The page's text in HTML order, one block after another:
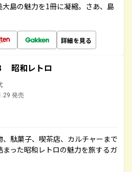
島の魅力を1冊に凝縮。さあ、島
詳細を見る
昭和レトロ
発売
駄菓子、喫茶店、カルチャーまで
った昭和レトロの魅力を旅するガ